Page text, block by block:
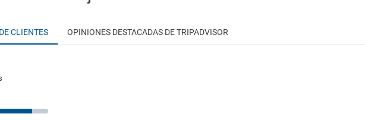
CLIENTES OPINIONES DESTACADAS DE TRIPADVISOR